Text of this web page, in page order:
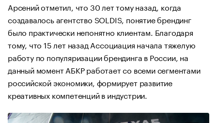
Арсений отметил, что 30 лет тому назад, когда
создавалось агентство SOLDIS, понятие брендинг
было практически непонятно клиентам. Благодаря
тому, что 15 лет назад Ассоциация начала тяжелую
работу по популяризации брендинга в России, на
данный момент AБКР работает со всеми сегментами
российской экономики, формирует развитие
креативных компетенций в индустрии.